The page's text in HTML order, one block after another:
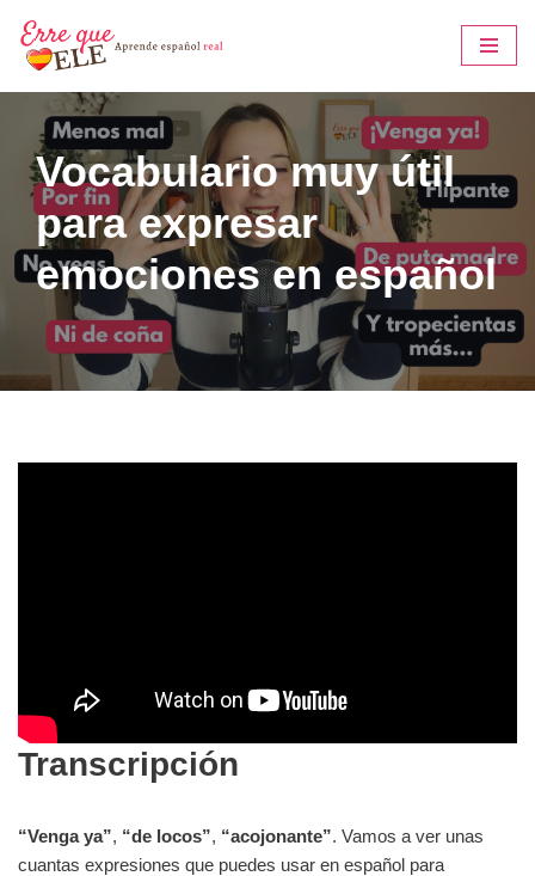
Saltar
al
contenido
Vocabulario muy útil
para expresar
emociones en español
Transcripción
“Venga ya”, “de locos”, “acojonante”. Vamos a ver unas
cuantas expresiones que puedes usar en español para